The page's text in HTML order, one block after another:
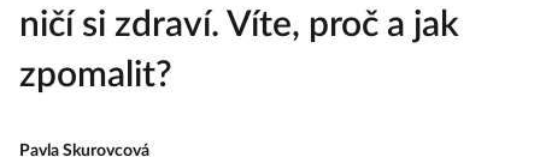
ničí si zdraví. Víte, proč a jak
zpomalit?
Pavla Skurovcová